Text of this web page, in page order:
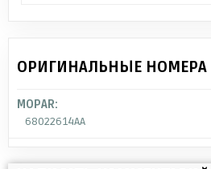
ОРИГИНАЛЬНЫЕ НОМЕРА
MOPAR:
68022614AA